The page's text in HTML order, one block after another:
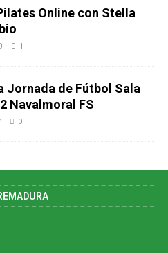
Online con Stella
1
Jornada de Fútbol Sala
Navalmoral FS
0